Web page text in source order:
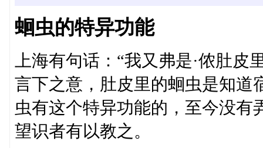
蛔虫的特异功能
上海有句话：“我又弗是·侬肚
言下之意，肚皮里的蛔虫是知道
虫有这个特异功能的，至今没有
望识者有以教之。